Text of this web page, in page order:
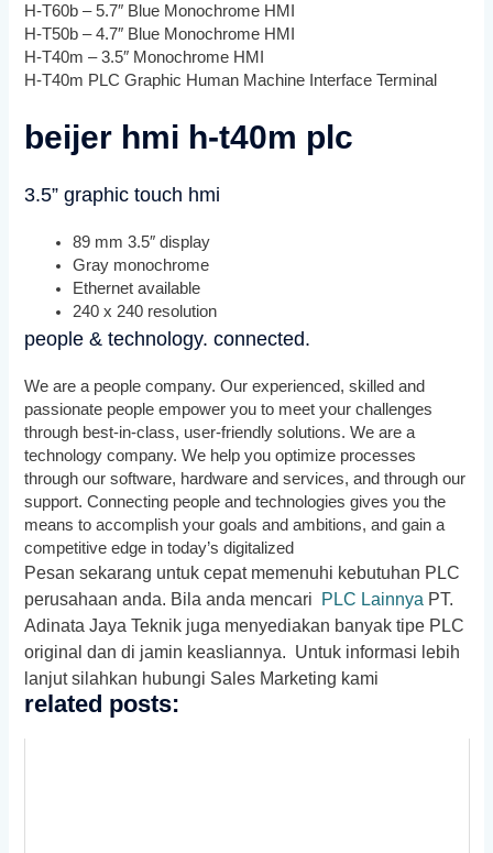
H-T60b – 5.7″ Blue Monochrome HMI
H-T50b – 4.7″ Blue Monochrome HMI
H-T40m – 3.5″ Monochrome HMI
H-T40m PLC Graphic Human Machine Interface Terminal
beijer hmi h-t40m plc
3.5” graphic touch hmi
89 mm 3.5″ display
Gray monochrome
Ethernet available
240 x 240 resolution
people & technology. connected.
We are a people company. Our experienced, skilled and
passionate people empower you to meet your challenges
through best-in-class, user-friendly solutions. We are a
technology company. We help you optimize processes
through our software, hardware and services, and through our
support. Connecting people and technologies gives you the
means to accomplish your goals and ambitions, and gain a
competitive edge in today’s digitalized
Pesan sekarang untuk cepat memenuhi kebutuhan PLC
perusahaan anda. Bila anda mencari PLC Lainnya PT.
Adinata Jaya Teknik juga menyediakan banyak tipe PLC
original dan di jamin keasliannya. Untuk informasi lebih
lanjut silahkan hubungi Sales Marketing kami
related posts: